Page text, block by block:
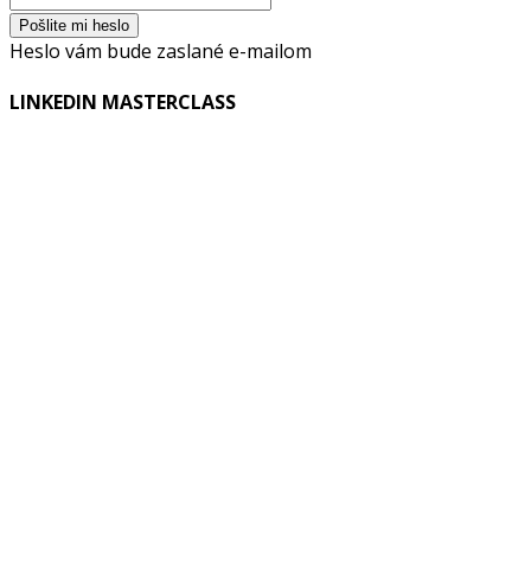
Heslo vám bude zaslané e-mailom
LINKEDIN MASTERCLASS